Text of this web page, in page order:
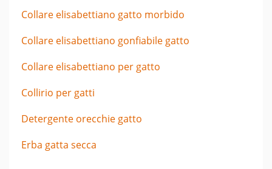
Collare elisabettiano gatto morbido
Collare elisabettiano gonfiabile gatto
Collare elisabettiano per gatto
Collirio per gatti
Detergente orecchie gatto
Erba gatta secca